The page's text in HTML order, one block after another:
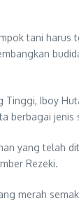
tani
Iboy
yang telah
Rezeki.
merah